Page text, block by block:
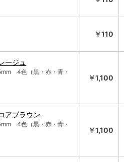
￥110
ジュ
4色（黒・赤・青・
￥1,100
ブラウン
4色（黒・赤・青・
￥1,100